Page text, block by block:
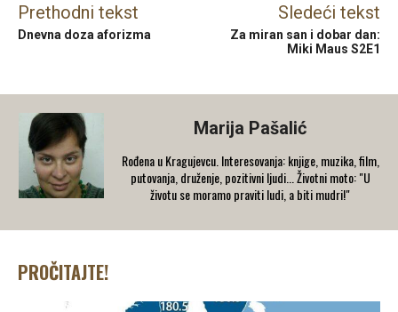
Prethodni tekst
Dnevna doza aforizma
Sledeći tekst
Za miran san i dobar dan:
Miki Maus S2E1
Marija Pašalić
​Rođena u Kragujevcu. Interesovanja: knjige, muzika, film,
putovanja, druženje, pozitivni ljudi... Životni moto: "U
životu se moramo praviti ludi, a biti mudri!"
PROČITAJTE!